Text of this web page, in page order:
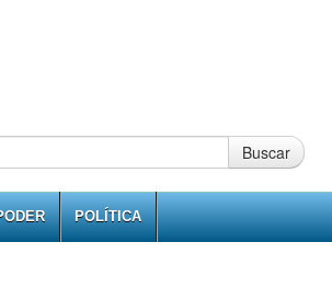
Buscar
POLÍTICA